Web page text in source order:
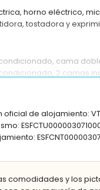
horno eléctrico,
tostadora y
cama
2 camas
ducha y WC
y árboles y
de alojamiento:
Las comodidades y los